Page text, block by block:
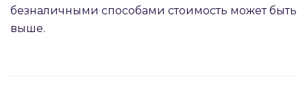
безналичными способами стоимость может быть
выше.